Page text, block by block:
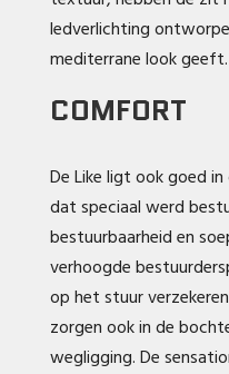
ledverlichting
mediterrane look geeft.
COMFORT
De Like ligt ook goed
dat speciaal werd
bestuurbaarheid en
verhoogde
op het stuur
zorgen ook in de
wegligging. De